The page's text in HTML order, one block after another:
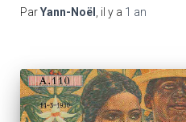
ParYann-Noël , il y a 1 an